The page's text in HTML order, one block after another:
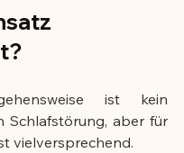
ist kein
Schlafstörung, aber für
vielversprechend.